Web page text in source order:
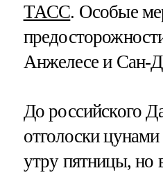
ТАСС. Особые
Анжелесе и Сан-
До российского
отголоски
утру пятницы, но